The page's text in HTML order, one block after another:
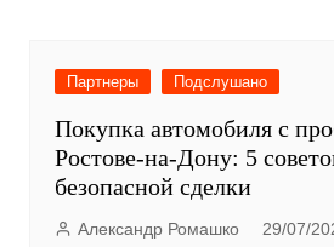
Партнеры Подслушано
Покупка автомобиля с
Ростове-на-Дону: 5
безопасной сделки
Александр Ромашко 29/07/